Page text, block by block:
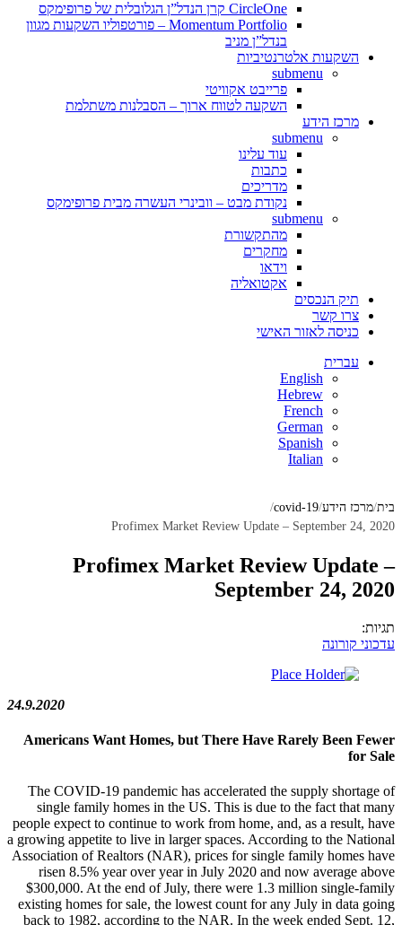
CircleOne קרן הנדל”ן הגלובלית של פרופימקס
Momentum Portfolio – פורטפוליו השקעות מגוון
בנדל”ן מניב
השקעות אלטרנטיביות
submenu
פרייבט אקוויטי
השקעה לטווח ארוך – הסבלנות משתלמת
מרכז הידע
submenu
עוד עלינו
כתבות
מדריכים
נקודת מבט – וובינרי העשרה מבית פרופימקס
submenu
מהתקשורת
מחקרים
וידאו
אקטואליה
תיק הנכסים
צרו קשר
כניסה לאזור האישי
עברית
English
Hebrew
French
German
Spanish
Italian
בית מרכז הידע covid-19
Profimex Market Review Update – September 24, 2020
Profimex Market Review Update –
September 24, 2020
תגיות:
עדכוני קורונה
24.9.2020
Americans Want Homes, but There Have Rarely Been Fewer
for Sale
The COVID-19 pandemic has accelerated the supply shortage of
single family homes in the US. This is due to the fact that many
people expect to continue to work from home, and, as a result, have
a growing appetite to live in larger spaces. According to the National
Association of Realtors (NAR), prices for single family homes have
risen 8.5% year over year in July 2020 and now average above
$300,000. At the end of July, there were 1.3 million single-family
existing homes for sale, the lowest count for any July in data going
back to 1982, according to the NAR. In the week ended Sept. 12,